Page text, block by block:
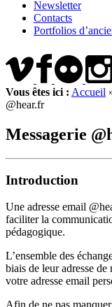
Newsletter
Contacts
Portfolios
Vous êtes ici : Accueil
@hear.fr
Messagerie
Introduction
Une adresse email
faciliter la
pédagogique.
L’ensemble des
biais de leur adresse
votre adresse email